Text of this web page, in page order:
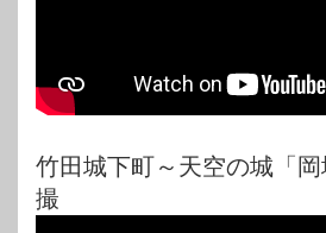
竹田城下町～天空の城「
撮